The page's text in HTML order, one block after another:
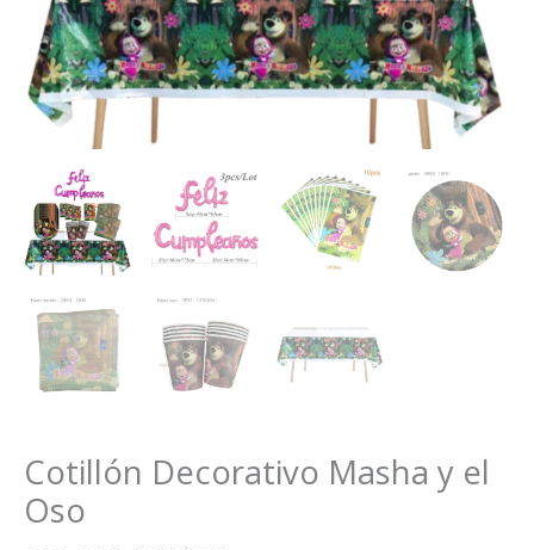
Cotillón Decorativo Masha y el
Oso